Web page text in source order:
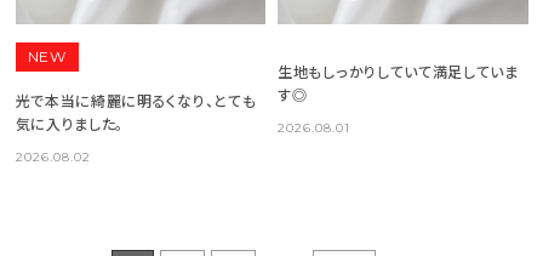
NEW
光で本当に綺麗に明るくなり、とても
気に入りました。
2026.08.02
生地もしっかりしていて満足していま
す◎
2026.08.01